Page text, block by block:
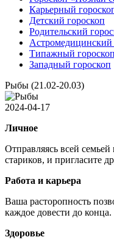
Карьерный
Детский гороскоп
Родительский
Астромедицинский
Типажный гороскоп
Западный гороскоп
Рыбы (21.02-20.03)
2024-04-17
Личное
Отправляясь всей семьей
стариков, и пригласите
Работа и карьера
Ваша расторопность
каждое довести до
Здоровье